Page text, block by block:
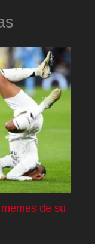
de su